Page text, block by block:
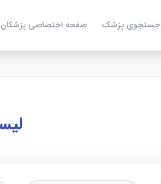
جستجوی پزشک صفحه اختصاصی پزشکان